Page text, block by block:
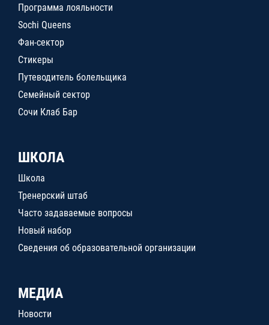
Программа лояльности
Sochi Queens
Фан-сектор
Стикеры
Путеводитель болельщика
Семейный сектор
Сочи Клаб Бар
ШКОЛА
Школа
Тренерский штаб
Часто задаваемые вопросы
Новый набор
Сведения об образовательной организации
МЕДИА
Новости